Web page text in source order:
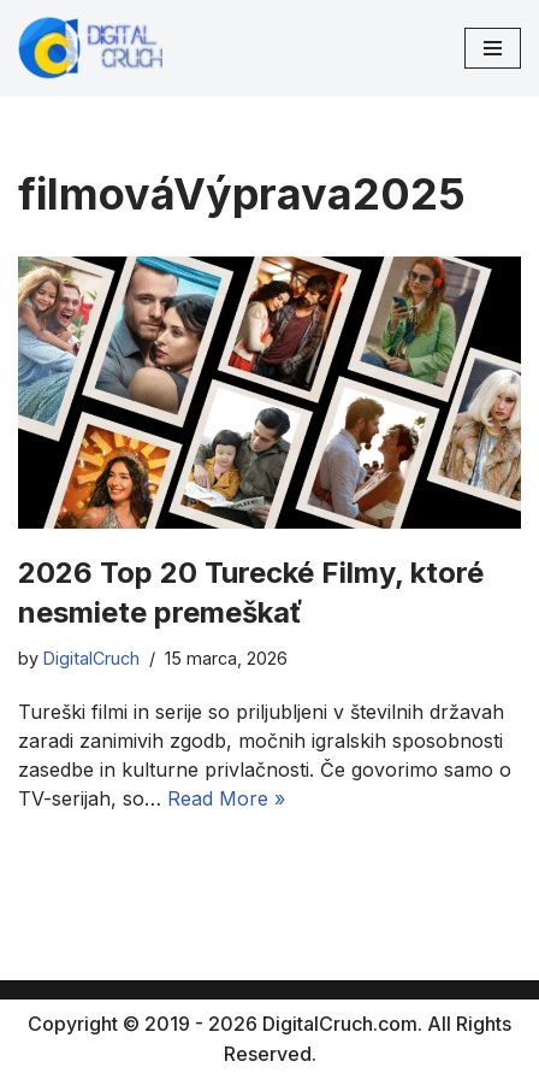
Preskočiť
filmováVýprava2025
2026 Top 20 Turecké Filmy, ktoré
nesmiete premeškať
by DigitalCruch 15 marca, 2026
Tureški filmi in serije so priljubljeni v številnih državah
zaradi zanimivih zgodb, močnih igralskih sposobnosti
zasedbe in kulturne privlačnosti. Če govorimo samo o
TV-serijah, so… Read More »
Copyright © 2019 - 2026 DigitalCruch.com. All Rights
Reserved.